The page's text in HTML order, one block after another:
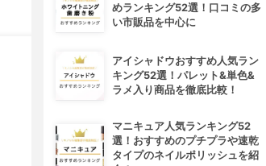
めランキング52選！口コミの多
い市販品を中心に
アイシャドウおすすめ人気ラン
キング52選！パレット&単色&
ラメ入り商品を徹底比較！
マニキュア人気ランキング52
選！おすすめのプチプラや速乾
タイプのネイルポリッシュを紹